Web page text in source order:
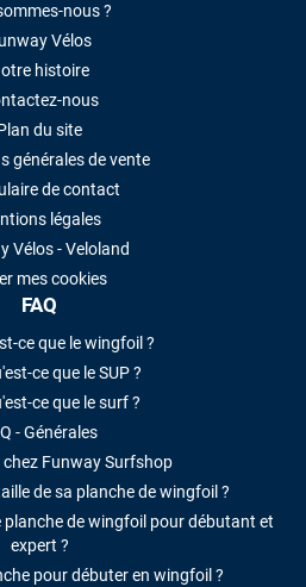
nous ?
Vélos
histoire
nous
du site
générales de vente
de contact
légales
Vélos - Veloland
mes cookies
FAQ
ce que le wingfoil ?
ce que le SUP ?
ce que le surf ?
- Générales
Funway Surfshop
de sa planche de wingfoil ?
planche de wingfoil pour débutant et
expert ?
pour débuter en wingfoil ?